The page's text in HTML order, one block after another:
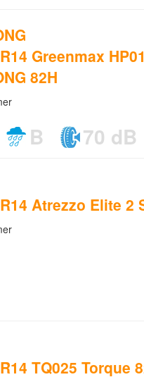
Greenmax
82H
B 70 dB
Atrezzo Elite 2
TQ025 Torque